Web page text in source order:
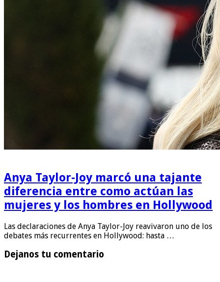
Anya Taylor-Joy marcó una tajante
diferencia entre como actúan las
mujeres y los hombres en Hollywood
Las declaraciones de Anya Taylor-Joy reavivaron uno de los
debates más recurrentes en Hollywood: hasta …
Dejanos tu comentario